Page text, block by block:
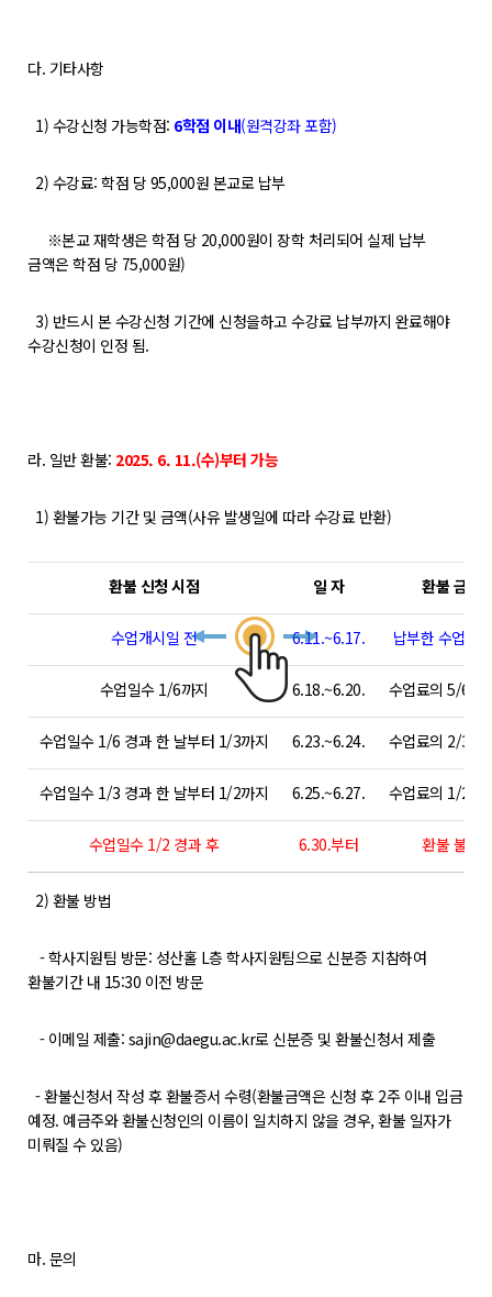
다. 기타사항
1) 수강신청 가능학점: 6학점 이내(원격강좌 포함)
2) 수강료: 학점 당 95,000원 본교로 납부
※본교 재학생은 학점 당 20,000원이 장학 처리되어 실제 납부
금액은 학점 당 75,000원)
3) 반드시 본 수강신청 기간에 신청을하고 수강료 납부까지 완료해야
수강신청이 인정 됨.
라. 일반 환불: 2025. 6. 11.(수)부터 가능
1) 환불가능 기간 및 금액(사유 발생일에 따라 수강료 반환)
환불 신청 시점 일 자 환불 금액
수업개시일 전 6.11.~6.17. 납부한 수업료
수업일수 1/6까지 6.18.~6.20. 수업료의 5/6 해
수업일수 1/6 경과 한 날부터 1/3까지 6.23.~6.24. 수업료의 2/3 해
수업일수 1/3 경과 한 날부터 1/2까지 6.25.~6.27. 수업료의 1/2 해
수업일수 1/2 경과 후 6.30.부터 환불 불가
2) 환불 방법
- 학사지원팀 방문: 성산홀 L층 학사지원팀으로 신분증 지참하여
환불기간 내 15:30 이전 방문
- 이메일 제출: sajin@daegu.ac.kr로 신분증 및 환불신청서 제출
- 환불신청서 작성 후 환불증서 수령(환불금액은 신청 후 2주 이내 입금
예정. 예금주와 환불신청인의 이름이 일치하지 않을 경우, 환불 일자가
미뤄질 수 있음)
마. 문의